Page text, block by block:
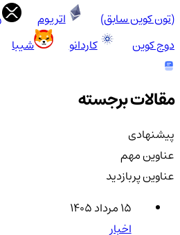
(تون کوین سابق)
اتریوم
دوج کوین
کاردانو شیبا
مقالات برجسته
پیشنهادی
عناوین مهم
عناوین پربازدید
۱۵ مرداد ۱۴۰۵
اخبار